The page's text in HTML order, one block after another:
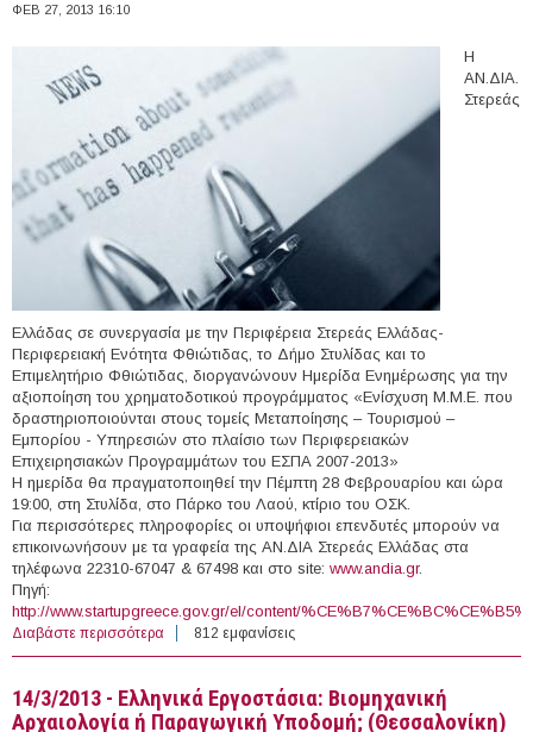
ΦΕΒ 27, 2013 16:10
Η
ΑΝ.ΔΙΑ.
Στερεάς
Ελλάδας σε συνεργασία με την Περιφέρεια Στερεάς Ελλάδας-
Περιφερειακή Ενότητα Φθιώτιδας, το Δήμο Στυλίδας και το
Επιμελητήριο Φθιώτιδας, διοργανώνουν Ημερίδα Ενημέρωσης για την
αξιοποίηση του χρηματοδοτικού προγράμματος «Ενίσχυση Μ.Μ.Ε. που
δραστηριοποιούνται στους τομείς Μεταποίησης – Τουρισμού –
Εμπορίου - Υπηρεσιών στο πλαίσιο των Περιφερειακών
Επιχειρησιακών Προγραμμάτων του ΕΣΠΑ 2007-2013»
Η ημερίδα θα πραγματοποιηθεί την Πέμπτη 28 Φεβρουαρίου και ώρα
19:00, στη Στυλίδα, στο Πάρκο του Λαού, κτίριο του ΟΣΚ.
Για περισσότερες πληροφορίες οι υποψήφιοι επενδυτές μπορούν να
επικοινωνήσουν με τα γραφεία της ΑΝ.ΔΙΑ Στερεάς Ελλάδας στα
τηλέφωνα 22310-67047 & 67498 και στο site: www.andia.gr.
Πηγή:
http://www.startupgreece.gov.gr/el/content/
Διαβάστε περισσότερα για 28/2/2013 - Ημερίδα Ενημέρωσης για το πρόγραμμα
«Ενίσχυση Μ.Μ.Ε. που δραστηριοποιούνται στους
Υπηρεσιών στο πλαίσιο των Περιφερειακών
Επιχειρησιακών Προγραμμάτων του ΕΣΠΑ 2007-2013»
812 εμφανίσεις
14/3/2013 - Ελληνικά Εργοστάσια: Βιομηχανική
Αρχαιολογία ή Παραγωγική Υποδομή; (Θεσσαλονίκη)